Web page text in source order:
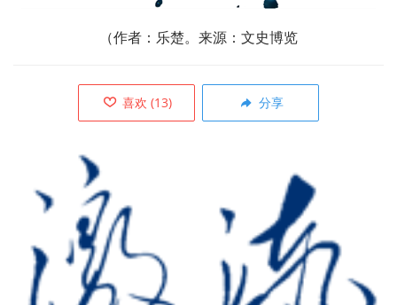
（作者：乐楚。来源：文史博览
喜欢 (13) 分享